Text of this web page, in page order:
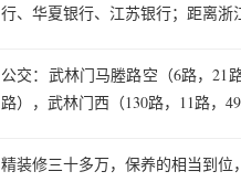
行、华夏银行、江苏银行；距离浙
公交：武林门马塍路空（6路，21
路），武林门西（130路，11路，
精装修三十多万，保养的相当到